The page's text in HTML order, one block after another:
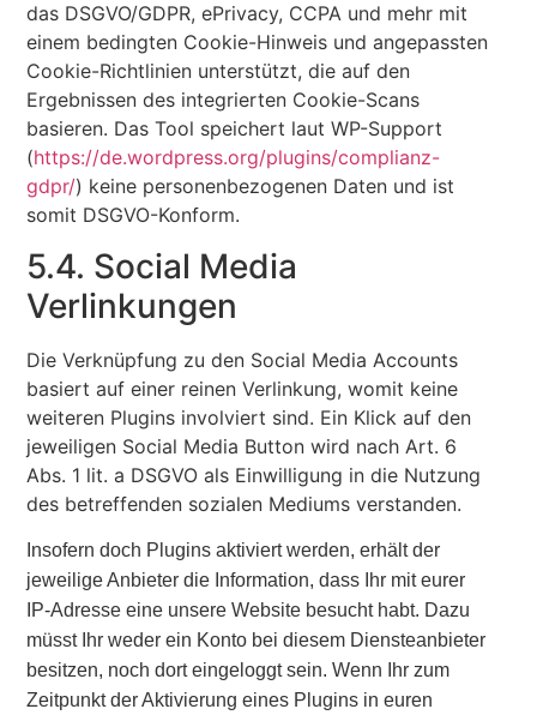
das DSGVO/GDPR, ePrivacy, CCPA und mehr mit
einem bedingten Cookie-Hinweis und angepassten
Cookie-Richtlinien unterstützt, die auf den
Ergebnissen des integrierten Cookie-Scans
basieren. Das Tool speichert laut WP-Support
(https://de.wordpress.org/plugins/complianz-
gdpr/) keine personenbezogenen Daten und ist
somit DSGVO-Konform.
5.4. Social Media
Verlinkungen
Die Verknüpfung zu den Social Media Accounts
basiert auf einer reinen Verlinkung, womit keine
weiteren Plugins involviert sind. Ein Klick auf den
jeweiligen Social Media Button wird nach Art. 6
Abs. 1 lit. a DSGVO als Einwilligung in die Nutzung
des betreffenden sozialen Mediums verstanden.
Insofern doch Plugins aktiviert werden, erhält der
jeweilige Anbieter die Information, dass Ihr mit eurer
IP-Adresse eine unsere Website besucht habt. Dazu
müsst Ihr weder ein Konto bei diesem Diensteanbieter
besitzen, noch dort eingeloggt sein. Wenn Ihr zum
Zeitpunkt der Aktivierung eines Plugins in euren